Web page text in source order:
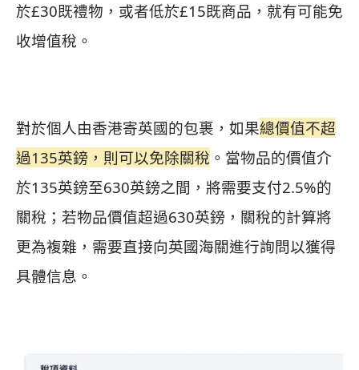
於£30既禮物，或者低於£15既商品，就有可能免
收增值稅。
對於個人由香港寄英國的包裹，如果總價值不超
過135英鎊，則可以免除關稅 。當物品的價值介
於135英鎊至630英鎊之間，將需要支付2.5%的
關稅；若物品價值超過630英鎊，關稅的計算將
更為複雜，需要直接向英國海關進行詢問以獲得
具體信息。